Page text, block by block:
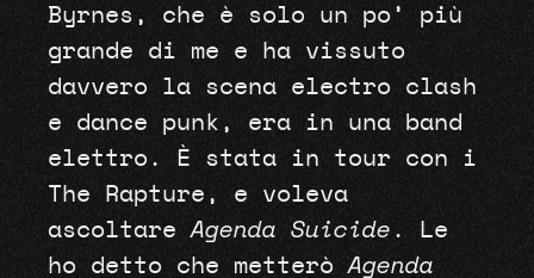
Byrnes, che è solo un po’ più
grande di me e ha vissuto
davvero la scena electro clash
e dance punk, era in una band
elettro. È stata in tour con i
The Rapture, e voleva
ascoltareAgenda Suicide . Le
ho detto che metteròAgenda